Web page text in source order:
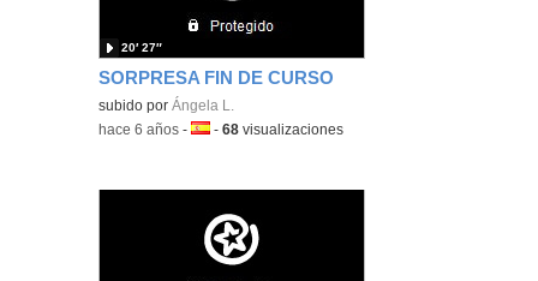
SORPRESA FIN DE CURSO
subido porÁngela L.
20′ 27″
-hace 6 años -Idioma:
-68 visualizaciones